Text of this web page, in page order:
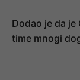
Dodao je da je
time mnogi